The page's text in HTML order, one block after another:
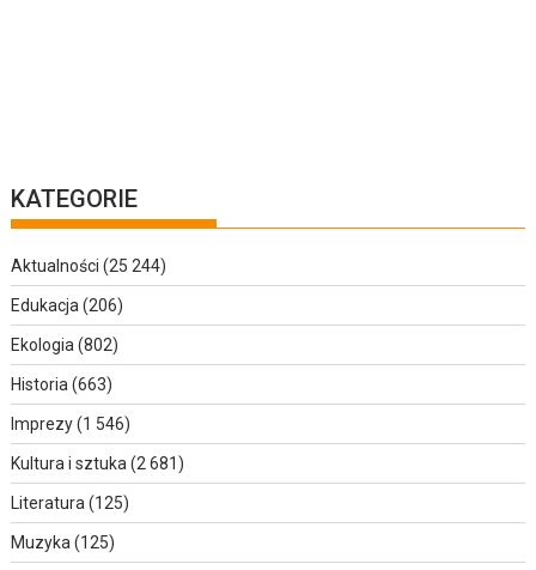
KATEGORIE
Aktualności (25 244)
Edukacja (206)
Ekologia (802)
Historia (663)
Imprezy(1 546)
Kultura i sztuka (2 681)
Literatura (125)
Muzyka (125)